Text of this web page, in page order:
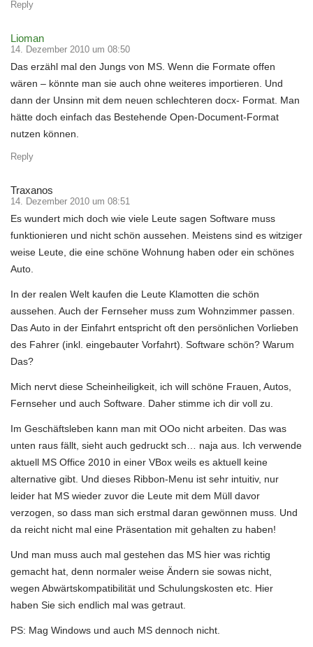
Reply
Lioman
14. Dezember 2010 um 08:50
Das erzähl mal den Jungs von MS. Wenn die Formate offen
wären – könnte man sie auch ohne weiteres importieren. Und
dann der Unsinn mit dem neuen schlechteren docx- Format. Man
hätte doch einfach das Bestehende Open-Document-Format
nutzen können.
Reply
Traxanos
14. Dezember 2010 um 08:51
Es wundert mich doch wie viele Leute sagen Software muss
funktionieren und nicht schön aussehen. Meistens sind es witziger
weise Leute, die eine schöne Wohnung haben oder ein schönes
Auto.
In der realen Welt kaufen die Leute Klamotten die schön
aussehen. Auch der Fernseher muss zum Wohnzimmer passen.
Das Auto in der Einfahrt entspricht oft den persönlichen Vorlieben
des Fahrer (inkl. eingebauter Vorfahrt). Software schön? Warum
Das?
Mich nervt diese Scheinheiligkeit, ich will schöne Frauen, Autos,
Fernseher und auch Software. Daher stimme ich dir voll zu.
Im Geschäftsleben kann man mit OOo nicht arbeiten. Das was
unten raus fällt, sieht auch gedruckt sch… naja aus. Ich verwende
aktuell MS Office 2010 in einer VBox weils es aktuell keine
alternative gibt. Und dieses Ribbon-Menu ist sehr intuitiv, nur
leider hat MS wieder zuvor die Leute mit dem Müll davor
verzogen, so dass man sich erstmal daran gewönnen muss. Und
da reicht nicht mal eine Präsentation mit gehalten zu haben!
Und man muss auch mal gestehen das MS hier was richtig
gemacht hat, denn normaler weise Ändern sie sowas nicht,
wegen Abwärtskompatibilität und Schulungskosten etc. Hier
haben Sie sich endlich mal was getraut.
PS: Mag Windows und auch MS dennoch nicht.